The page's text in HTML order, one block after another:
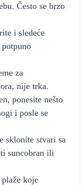
Često se brzo
i sledeće
za
nije trka.
ponesite nešto
i posle se
sklonite stvari sa
suncobran ili
koje